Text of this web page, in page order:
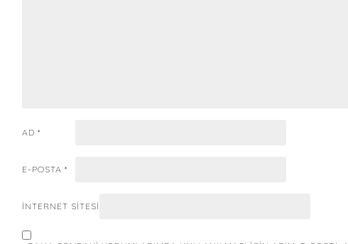
AD *
E-POSTA *
İNTERNET SITESI